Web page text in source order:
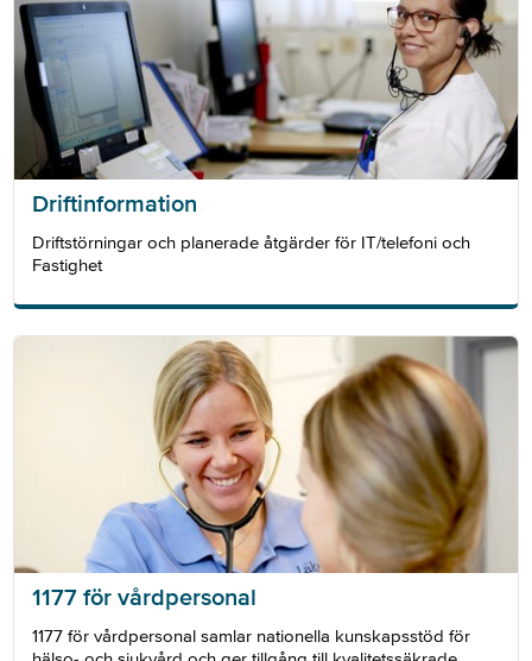
Driftinformation
Driftstörningar och planerade åtgärder för IT/telefoni och
Fastighet
1177 för vårdpersonal
1177 för vårdpersonal samlar nationella kunskapsstöd för